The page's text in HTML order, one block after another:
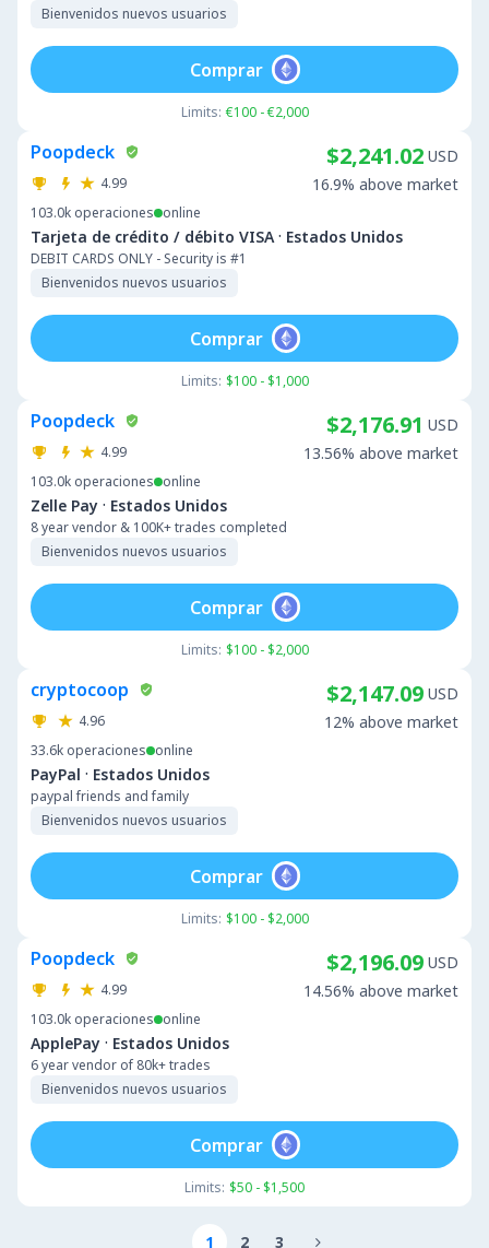
Bienvenidos nuevos usuarios
Limits: €100 - €2,000
Comprar
Poopdeck
4.99
103.0k operaciones online
Tarjeta de crédito / débito VISA · Estados Unidos
DEBIT CARDS ONLY - Security is #1
Bienvenidos nuevos usuarios
$2,241.02 USD
16.9% above market
Limits: $100 - $1,000
Comprar
Poopdeck
4.99
103.0k operaciones online
Zelle Pay · Estados Unidos
8 year vendor & 100K+ trades completed
Bienvenidos nuevos usuarios
$2,176.91 USD
13.56% above market
Limits: $100 - $2,000
Comprar
cryptocoop
4.96
33.6k operaciones online
PayPal · Estados Unidos
paypal friends and family
Bienvenidos nuevos usuarios
$2,147.09 USD
12% above market
Limits: $100 - $2,000
Comprar
Poopdeck
4.99
103.0k operaciones online
ApplePay · Estados Unidos
6 year vendor of 80k+ trades
Bienvenidos nuevos usuarios
$2,196.09 USD
14.56% above market
Limits: $50 - $1,500
Comprar
1 2 3 